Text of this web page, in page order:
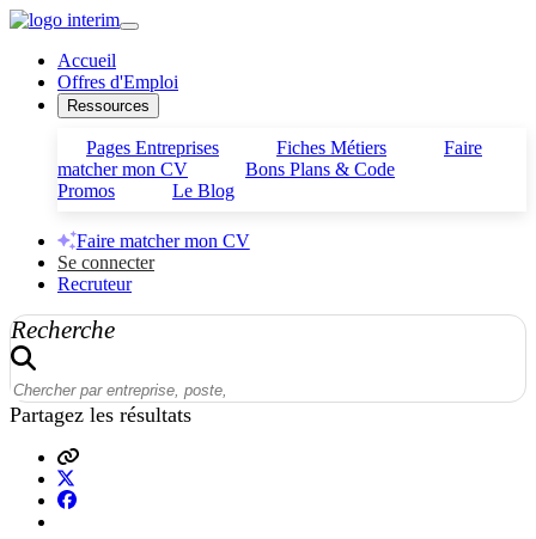
Accueil
Offres d'Emploi
Ressources
Pages Entreprises Fiches Métiers
Faire
matcher mon CV
Bons Plans & Code
Promos
Le Blog
Faire matcher mon CV
Se connecter
Recruteur
Recherche
Partagez les résultats